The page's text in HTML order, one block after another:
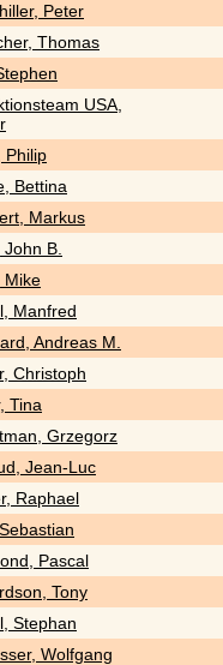
Peter
Thomas
USA,
Philip
Bettina
Markus
John B.
Mike
Manfred
Andreas M.
Christoph
Tina
Grzegorz
Jean-Luc
Raphael
Pascal
Tony
Stephan
Wolfgang